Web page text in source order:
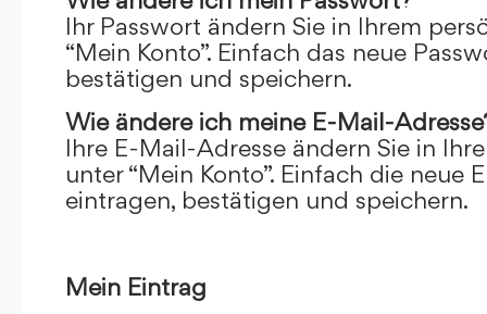
Ihr Passwort ändern Sie in Ihrem
“Mein Konto”. Einfach das neue
bestätigen und speichern.
Wie ändere ich meine E-Mail-
Ihre E-Mail-Adresse ändern Sie in
unter “Mein Konto”. Einfach die neue
eintragen, bestätigen und speichern.
Mein Eintrag